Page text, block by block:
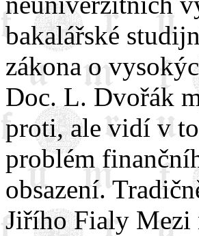
bakalářské
zákona o
Doc. L. Dvořák
proti, ale vidí v
problém
obsazení.
Jiřího Fialy Mezi